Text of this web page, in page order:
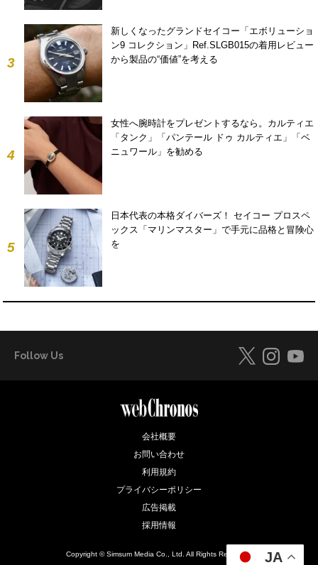
3
新しくなったグランドセイコー「エボリューショ
ン9 コレクション」Ref.SLGB015の着用レビュー
から製品の“価値”を考える
4
女性へ腕時計をプレゼントするなら。カルティエ
「タンク」「パンテール ドゥ カルティエ」「ベ
ニュワール」を勧める
5
日本代表の本格ダイバーズ！ セイコー プロスペ
ックス「マリンマスター」で手元に品格と冒険心
を
Follow Us
会社概要
お問い合わせ
利用規約
プライバシーポリシー
広告掲載
採用情報
Copyright © Simsum Media Co., Ltd. All Rights Reserved. JA